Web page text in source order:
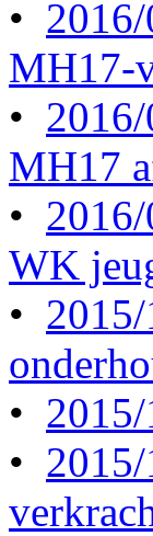
•
MH17-
•
MH17
•
WK
•
•
•